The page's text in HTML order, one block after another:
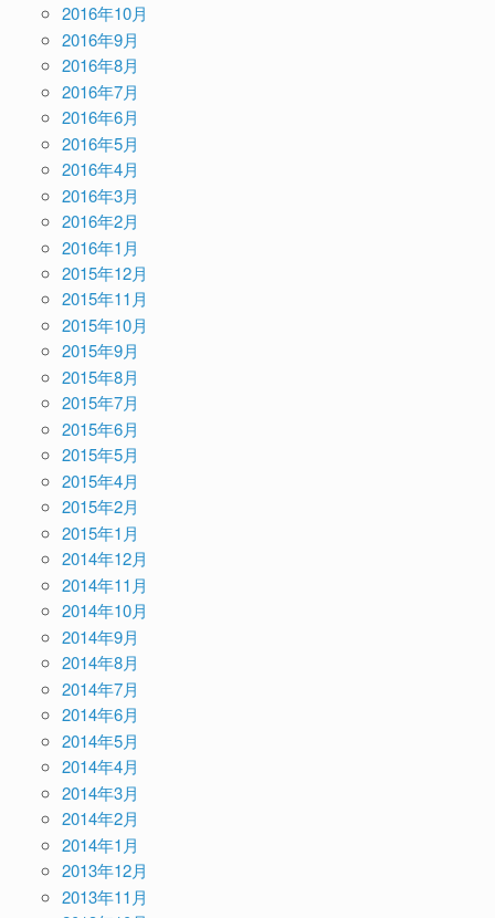
2016年10月
2016年9月
2016年8月
2016年7月
2016年6月
2016年5月
2016年4月
2016年3月
2016年2月
2016年1月
2015年12月
2015年11月
2015年10月
2015年9月
2015年8月
2015年7月
2015年6月
2015年5月
2015年4月
2015年2月
2015年1月
2014年12月
2014年11月
2014年10月
2014年9月
2014年8月
2014年7月
2014年6月
2014年5月
2014年4月
2014年3月
2014年2月
2014年1月
2013年12月
2013年11月